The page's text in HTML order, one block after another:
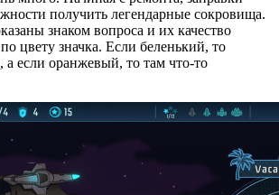
получить легендарные сокровища.
знаком вопроса и их качество
цвету значка. Если беленький, то
а если оранжевый, то там что-то